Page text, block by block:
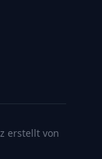
erstellt von